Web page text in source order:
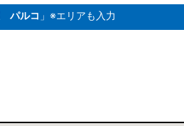
パルコ 」※エリアも入力